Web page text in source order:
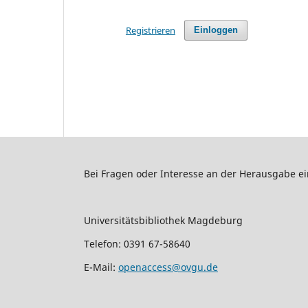
Einloggen
Registrieren
Bei Fragen oder Interesse an der Herausgabe
Universitätsbibliothek Magdeburg
Telefon: 0391 67-58640
E-Mail: openaccess@ovgu.de